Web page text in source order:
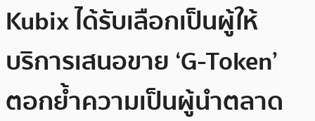
Kubix ได้รับเลือกเป็นผู้ให้
บริการเสนอขาย ‘G-Token’
ตอกย้ำความเป็นผู้นำตลาด